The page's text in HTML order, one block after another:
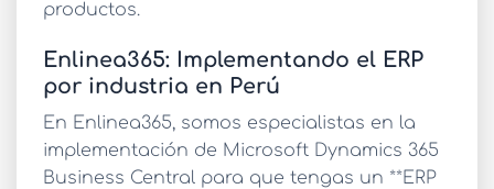
productos.
Enlinea365: Implementando el ERP
por industria en Perú
En Enlinea365, somos especialistas en la
implementación de Microsoft Dynamics 365
Business Central para que tengas un **ERP